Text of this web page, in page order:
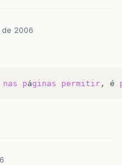
2006
nas páginas permitir , é